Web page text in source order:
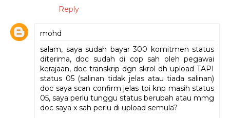
Reply
mohd
salam, saya sudah bayar 300 komitmen status
diterima, doc sudah di cop sah oleh pegawai
kerajaan, doc transkrip dgn skrol dh upload TAPI
status 05 (salinan tidak jelas atau tiada salinan)
doc saya scan confirm jelas tpi knp masih status
05, saya perlu tunggu status berubah atau mmg
doc saya x sah perlu di upload semula?